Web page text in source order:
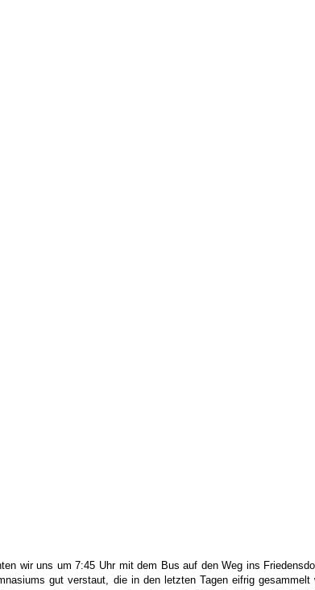
wir uns um 7:45 Uhr mit dem Bus auf den Weg ins
gut verstaut, die in den letzten Tagen eifrig